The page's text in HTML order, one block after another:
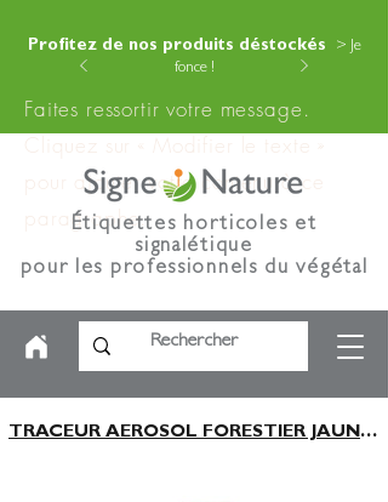
Profitez de nos produits déstockés
> Je
fonce !
Faites ressortir votre message.
Cliquez sur « Modifier le texte »
pour ajouter votre contenu à ce
paragraphe.
Étiquettes horticoles et
signalétique
pour les professionnels du végétal
TRACEUR AEROSOL FORESTIER JAUNE FLUO 500Ml 12 MOIS